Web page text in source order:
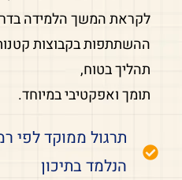
לקראת המשך הלמידה
ההשתתפות בקבוצות
תהליך בטוח,
תומך ואפקטיבי במיוחד.
תרגול ממוקד לפי
הנלמד בתיכון